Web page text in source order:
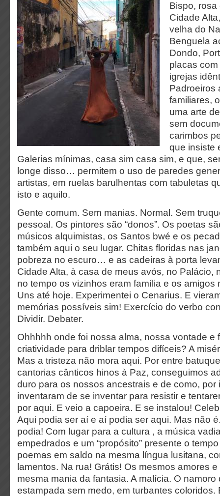
Bispo,
Cidade
velha do
Benguela
Dondo,
placas
igrejas
Padroeiros
familiares,
uma arte
sem
carimbos
que insiste
Galerias mínimas, casa sim casa sim, e que,
longe disso… permitem o uso de paredes
artistas, em ruelas barulhentas com tabuletas
isto e aquilo.
Gente comum. Sem manias. Normal. Sem
pessoal. Os pintores são “donos”. Os poetas
músicos alquimistas, os Santos bwé e os
também aqui o seu lugar. Chitas floridas nas
pobreza no escuro… e as cadeiras à porta
Cidade Alta, à casa de meus avós, no
no tempo os vizinhos eram família e os amigos
Uns até hoje. Experimentei o Cenarius. E
memórias possíveis sim! Exercício do verbo
Dividir. Debater.
Ohhhhh onde foi nossa alma, nossa vontade e
criatividade para driblar tempos difíceis? A
Mas a tristeza não mora aqui. Por entre
cantorias cânticos hinos à Paz, conseguimos
duro para os nossos ancestrais e de como, por
inventaram de se inventar para resistir e
por aqui. E veio a capoeira. E se instalou!
Aqui podia ser aí e aí podia ser aqui. Mas não
podia! Com lugar para a cultura , a música
empedrados e um “propósito” presente o
poemas em saldo na mesma língua lusitana,
lamentos. Na rua! Grátis! Os mesmos amores
mesma mania da fantasia. A malícia. O
estampada sem medo, em turbantes coloridos.